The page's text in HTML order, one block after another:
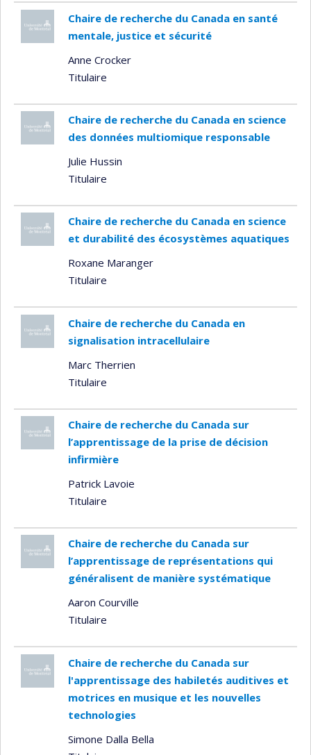
Chaire de recherche du Canada en santé
mentale, justice et sécurité
Anne Crocker
Titulaire
Chaire de recherche du Canada en science
des données multiomique responsable
Julie Hussin
Titulaire
Chaire de recherche du Canada en science
et durabilité des écosystèmes aquatiques
Roxane Maranger
Titulaire
Chaire de recherche du Canada en
signalisation intracellulaire
Marc Therrien
Titulaire
Chaire de recherche du Canada sur
l’apprentissage de la prise de décision
infirmière
Patrick Lavoie
Titulaire
Chaire de recherche du Canada sur
l’apprentissage de représentations qui
généralisent de manière systématique
Aaron Courville
Titulaire
Chaire de recherche du Canada sur
l'apprentissage des habiletés auditives et
motrices en musique et les nouvelles
technologies
Simone Dalla Bella